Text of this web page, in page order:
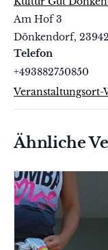
Am Hof 3
Dönkendorf, 23942
Telefon
+493882750850
Veranstaltungsort-
Ähnliche